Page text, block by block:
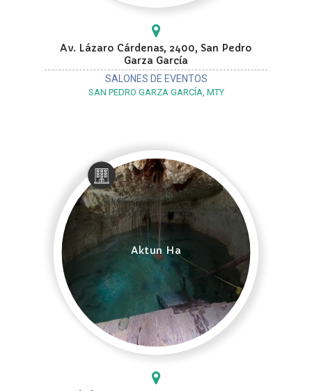
Av. Lázaro Cárdenas, 2400, San Pedro
Garza García
SALONES DE EVENTOS
SAN PEDRO GARZA GARCÍA, MTY
Aktun Ha